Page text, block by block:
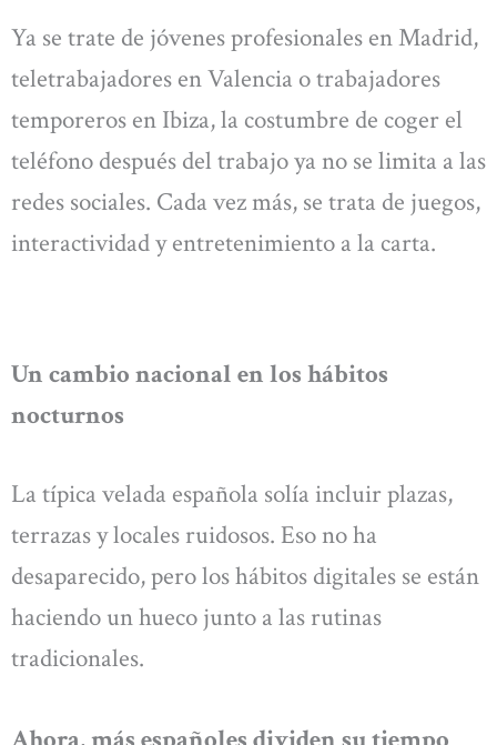
Ya se trate de jóvenes profesionales en Madrid,
teletrabajadores en Valencia o trabajadores
temporeros en Ibiza, la costumbre de coger el
teléfono después del trabajo ya no se limita a las
redes sociales. Cada vez más, se trata de juegos,
interactividad y entretenimiento a la carta.
Un cambio nacional en los hábitos
nocturnos
La típica velada española solía incluir plazas,
terrazas y locales ruidosos. Eso no ha
desaparecido, pero los hábitos digitales se están
haciendo un hueco junto a las rutinas
tradicionales.